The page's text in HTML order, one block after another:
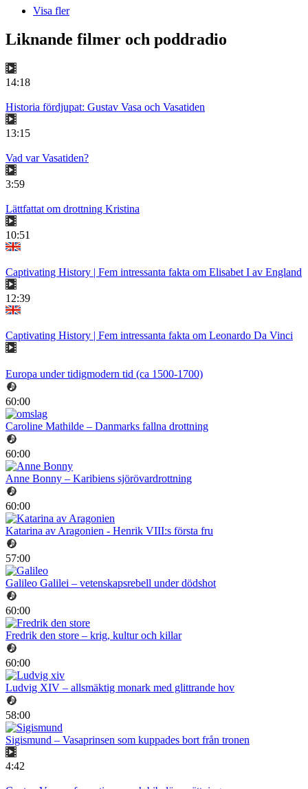
Visa fler
Liknande filmer och poddradio
14:18
Historia fördjupat: Gustav Vasa och Vasatiden
13:15
Vad var Vasatiden?
3:59
Lättfattat om drottning Kristina
10:51
Captivating History | Fem intressanta fakta om Elisabet I av England
12:39
Captivating History | Fem intressanta fakta om Leonardo Da Vinci
Europa under tidigmodern tid (ca 1500-1700)
60:00
Caroline Mathilde – Danmarks fallna drottning
60:00
Anne Bonny – Karibiens sjörövardrottning
60:00
Katarina av Aragonien - Henrik VIII:s första fru
57:00
Galileo Galilei – vetenskapsrebell under dödshot
60:00
Fredrik den store – krig, kultur och killar
60:00
Ludvig XIV – allsmäktig monark med glittrande hov
58:00
Sigismund – Vasaprinsen som kuppades bort från tronen
4:42